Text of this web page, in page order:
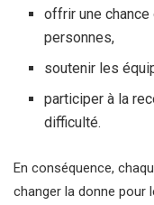
offrir une
personnes,
soutenir les
participer à la
difficulté.
En conséquence,
changer la donne pour